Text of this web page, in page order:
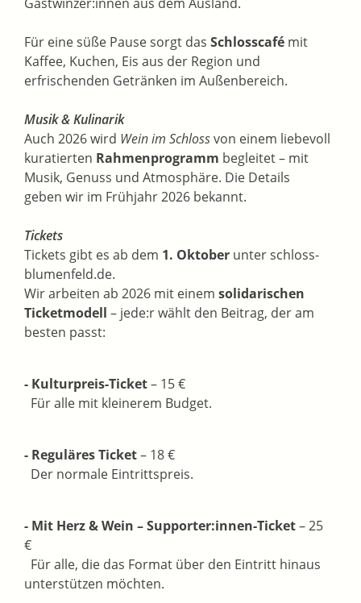
Für eine süße Pause sorgt das Schlosscafé mit
Kaffee, Kuchen, Eis aus der Region und
erfrischenden Getränken im Außenbereich.
Musik & Kulinarik
Auch 2026 wird Wein im Schlossvon einem liebevoll
kuratierten Rahmenprogramm begleitet – mit
Musik, Genuss und Atmosphäre. Die Details
geben wir im Frühjahr 2026 bekannt.
Tickets
Tickets gibt es ab dem 1. Oktober unter schloss-
blumenfeld.de.
Wir arbeiten ab 2026 mit einem solidarischen
Ticketmodell – jede:r wählt den Beitrag, der am
besten passt:
- Kulturpreis-Ticket– 15 €
Für alle mit kleinerem Budget.
- Reguläres Ticket– 18 €
Der normale Eintrittspreis.
- Mit Herz & Wein – Supporter:innen-Ticket– 25
€
Für alle, die das Format über den Eintritt hinaus
unterstützen möchten.